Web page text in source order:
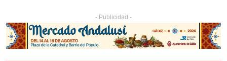
- Publicidad -